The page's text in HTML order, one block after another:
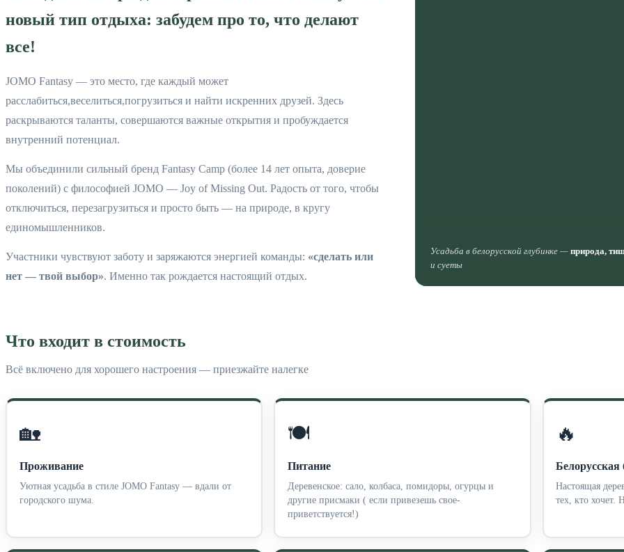
новый тип отдыха: забудем про то, что делают
все!
JOMO Fantasy — это место, где каждый может
расслабиться,веселиться,погрузиться и найти искренних друзей. Здесь
раскрываются таланты, совершаются важные открытия и пробуждается
внутренний потенциал.
Мы объединили сильный бренд Fantasy Camp (более 14 лет опыта, доверие
поколений) с философией JOMO — Joy of Missing Out. Радость от того, чтобы
отключиться, перезагрузиться и просто быть — на природе, в кругу
единомышленников.
Участники чувствуют заботу и заряжаются энергией команды: «сделать или
нет — твой выбор». Именно так рождается настоящий отдых.
Усадьба в белорусской глубинке — природа,
и суеты
Что входит в стоимость
Всё включено для хорошего настроения — приезжайте налегке
🏡
Проживание
Уютная усадьба в стиле JOMO Fantasy — вдали от
городского шума.
🍽️
Питание
Деревенское: сало, колбаса, помидоры, огурцы и
другие присмаки ( если привезешь свое-
приветствуется!)
🔥
Белорусская
Настоящая
тех, кто хочет.